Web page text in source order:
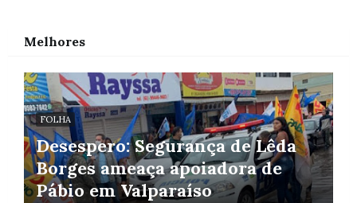
Melhores
FOLHA
Desespero: Segurança de Lêda
Borges ameaça apoiadora de
Pábio em Valparaíso